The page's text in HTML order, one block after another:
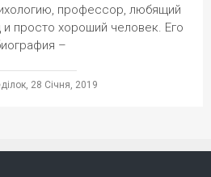
профессор, любящий
просто хороший человек. Его
–
28 Січня, 2019